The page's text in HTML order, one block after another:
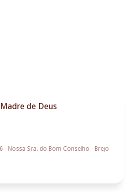
de Deus
- Nossa Sra. do Bom Conselho - Brejo